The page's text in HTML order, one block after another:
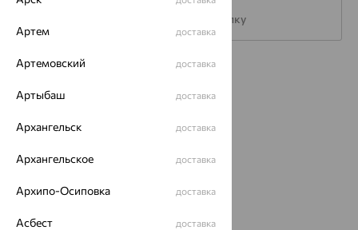
Подписаться на рассылку
Каталог
Акции
Магазины
Покупателям
О нас
Магазины и доставка г. Липецк
Артем доставка
Артемовский доставка
Артыбаш доставка
Архангельск доставка
Архангельское доставка
Архипо-Осиповка доставка
Асбест доставка